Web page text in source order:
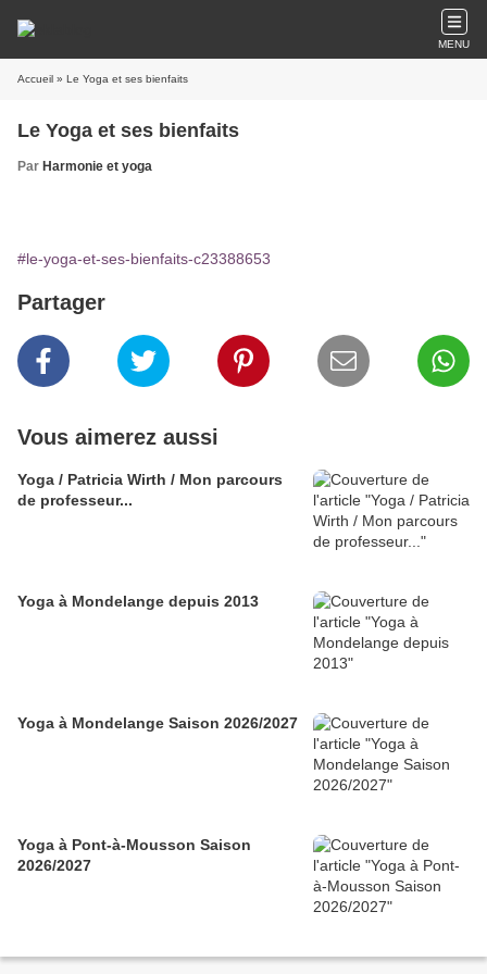
MENU
Accueil » Le Yoga et ses bienfaits
Le Yoga et ses bienfaits
Par Harmonie et yoga
#le-yoga-et-ses-bienfaits-c23388653
Partager
Vous aimerez aussi
Yoga / Patricia Wirth / Mon parcours
de professeur...
Yoga à Mondelange depuis 2013
Yoga à Mondelange Saison 2026/2027
Yoga à Pont-à-Mousson Saison
2026/2027